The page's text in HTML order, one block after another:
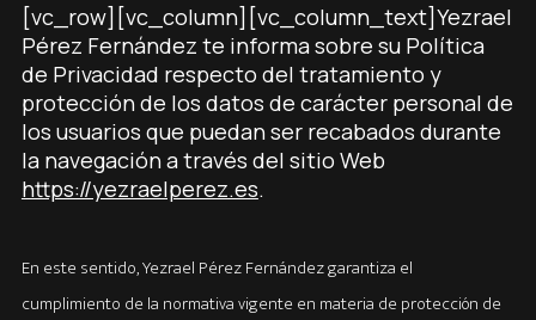
[vc_row][vc_column][vc_column_text]Yezrael
Pérez Fernández te informa sobre su Política
de Privacidad respecto del tratamiento y
protección de los datos de carácter personal de
los usuarios que puedan ser recabados durante
la navegación a través del sitio Web
https://yezraelperez.es.
En este sentido, Yezrael Pérez Fernández garantiza el
cumplimiento de la normativa vigente en materia de protección de